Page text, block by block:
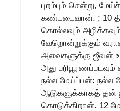
புறம்பும் சென்று,
கண்டடைவான். ; 10
கொல்லவும்
வேறொன்றுக்கும்
அவைகளுக்கு ஜீவன்
அது
நல்ல மேய்ப்பன்: நல்ல
ஆடுகளுக்காகத்
கொடுக்கிறான். 12